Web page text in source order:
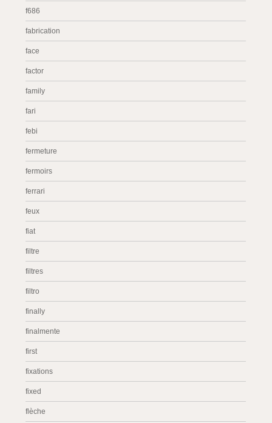
f686
fabrication
face
factor
family
fari
febi
fermeture
fermoirs
ferrari
feux
fiat
filtre
filtres
filtro
finally
finalmente
first
fixations
fixed
flèche